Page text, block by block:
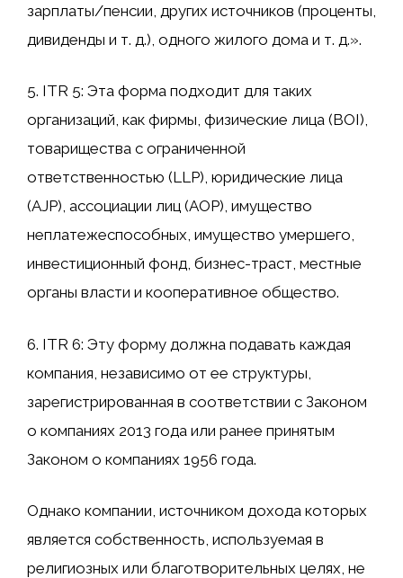
зарплаты/пенсии, других источников (проценты,
дивиденды и т. д.), одного жилого дома и т. д.».
5. ITR 5: Эта форма подходит для таких
организаций, как фирмы, физические лица (BOI),
товарищества с ограниченной
ответственностью (LLP), юридические лица
(AJP), ассоциации лиц (AOP), имущество
неплатежеспособных, имущество умершего,
инвестиционный фонд, бизнес-траст, местные
органы власти и кооперативное общество.
6. ITR 6: Эту форму должна подавать каждая
компания, независимо от ее структуры,
зарегистрированная в соответствии с Законом
о компаниях 2013 года или ранее принятым
Законом о компаниях 1956 года.
Однако компании, источником дохода которых
является собственность, используемая в
религиозных или благотворительных целях, не